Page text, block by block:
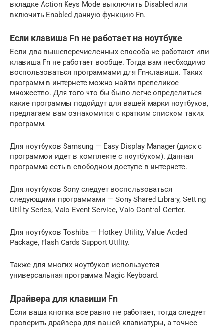
вкладке Action Keys Mode выключить Disabled или
включить Enabled данную функцию Fn.
Если клавиша Fn не работает на ноутбуке
Если два вышеперечисленных способа не работают или
клавиша Fn не работает вообще. Тогда вам необходимо
воспользоваться программами для Fn-клавиши. Таких
программ в интернете можно найти превеликое
множество. Для того что бы было легче определиться
какие программы подойдут для вашей марки ноутбуков,
предлагаем вам ознакомится с кратким списком таких
программ.
Для ноутбуков Samsung — Easy Display Manager (диск с
программой идет в комплекте с ноутбуком). Данная
программа есть в свободном доступе в интернете.
Для ноутбуков Sony следует воспользоваться
следующими программами — Sony Shared Library, Setting
Utility Series, Vaio Event Service, Vaio Control Center.
Для ноутбуков Toshiba — Hotkey Utility, Value Added
Package, Flash Cards Support Utility.
Также для многих ноутбуков используется
универсальная программа Magic Keyboard.
Драйвера для клавиши Fn
Если ваша кнопка все равно не работает, тогда следует
проверить драйвера для вашей клавиатуры, а точнее